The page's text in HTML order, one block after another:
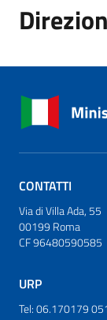
CONTATTI
Via di Villa Ada, 55
00199 Roma
CF 96480590585
URP
Tel: 06.170179